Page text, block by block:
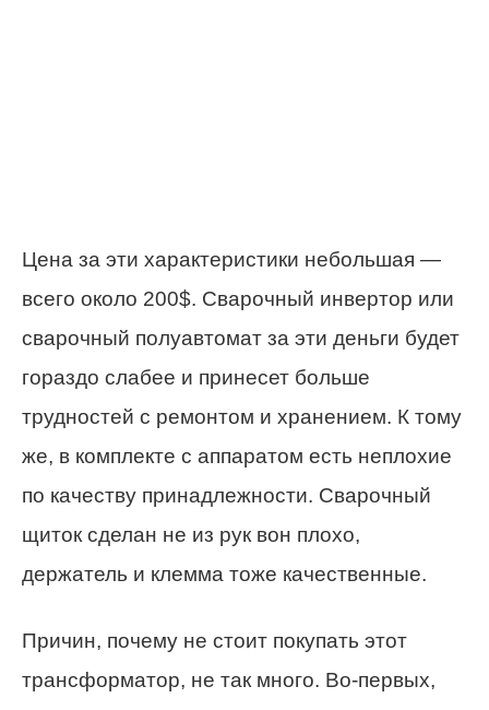
Цена за эти характеристики небольшая —
всего около 200$. Сварочный инвертор или
сварочный полуавтомат за эти деньги будет
гораздо слабее и принесет больше
трудностей с ремонтом и хранением. К тому
же, в комплекте с аппаратом есть неплохие
по качеству принадлежности. Сварочный
щиток сделан не из рук вон плохо,
держатель и клемма тоже качественные.
Причин, почему не стоит покупать этот
трансформатор, не так много. Во-первых,